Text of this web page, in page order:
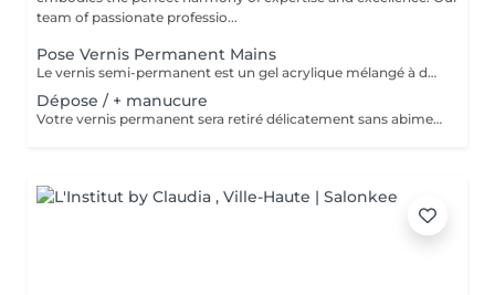
team of passionate professio...
Pose Vernis Permanent Mains
Le vernis semi-permanent est un gel acrylique mélangé à du vernis, appliqué sur l'ongle et durci par des UV. Il a la même texture qu'un vernis classique, est aussi liquide et a encore plus de brillance. Il reste impeccable, sans ternir et sans s'écailler.
Dépose / + manucure
Votre vernis permanent sera retiré délicatement sans abimer vos ongles. La manucure est un soin des mains comprenant le limage des ongles, la pousse et la coupe des cuticules, massage avec crème de soin et application d'un vernis transparent si désiré.